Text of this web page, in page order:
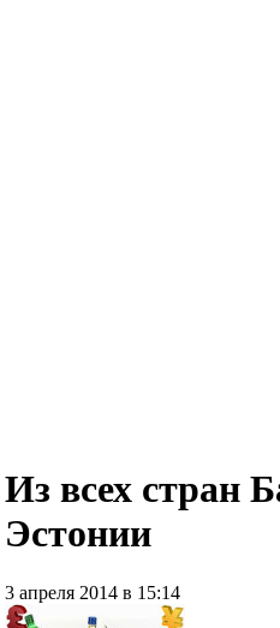
Из всех стран
Эстонии
3 апреля 2014 в 15:14